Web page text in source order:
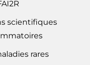
scientifiques
rares